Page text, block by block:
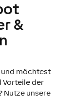
&
und möchtest
Vorteile der
Nutze unsere